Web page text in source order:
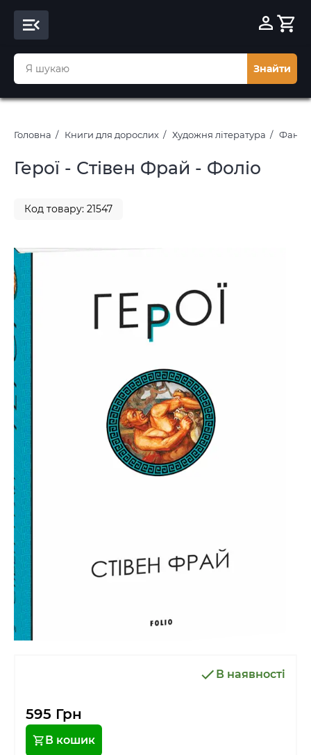
Знайти
Головна Книги для дорослих Художня література
Герої - Стівен Фрай - Фоліо
Код товару: 21547
В наявності
595 Грн
В кошик